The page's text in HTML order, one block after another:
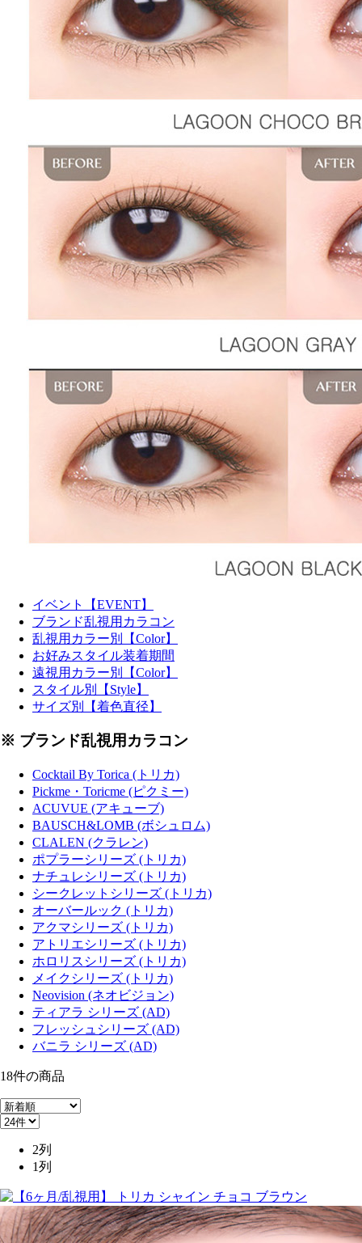
イベント【EVENT】
ブランド乱視用カラコン
乱視用カラー別【Color】
お好みスタイル装着期間
遠視用カラー別【Color】
スタイル別【Style】
サイズ別【着色直径】
※ ブランド乱視用カラコン
Cocktail By Torica (トリカ)
Pickme・Toricme (ピクミー)
ACUVUE (アキューブ)
BAUSCH&LOMB (ボシュロム)
CLALEN (クラレン)
ポプラーシリーズ (トリカ)
ナチュレシリーズ (トリカ)
シークレットシリーズ (トリカ)
オーバールック (トリカ)
アクマシリーズ (トリカ)
アトリエシリーズ (トリカ)
ホロリスシリーズ (トリカ)
メイクシリーズ (トリカ)
Neovision (ネオビジョン)
ティアラ シリーズ (AD)
フレッシュシリーズ (AD)
バニラ シリーズ (AD)
18件の商品
2列
1列